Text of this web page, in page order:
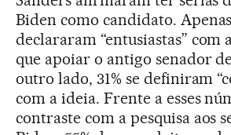
Biden como candidato. Apenas
declararam “entusiastas” com
que apoiar o antigo senador
outro lado, 31% se definiram
com a ideia. Frente a esses
contraste com a pesquisa aos